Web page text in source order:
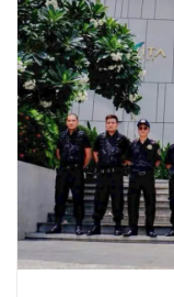
tiếng của ban tổ